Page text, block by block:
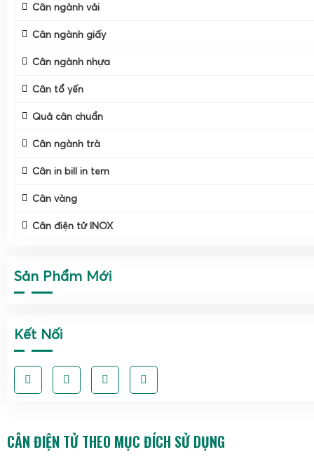
Cân ngành vải
Cân ngành giấy
Cân ngành nhựa
Cân tổ yến
Quả cân chuẩn
Cân ngành trà
Cân in bill in tem
Cân vàng
Cân điện tử INOX
Sản Phẩm Mới
Kết Nối
CÂN ĐIỆN TỬ THEO MỤC ĐÍCH SỬ DỤNG